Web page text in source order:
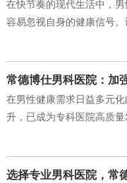
在快节奏的现代生活中，
容易忽视自身的健康信号
常德博仕男科医院：加
在男性健康需求日益多元
升，已成为专科医院高质
为经常德市武陵区行政审
选择专业男科医院，常